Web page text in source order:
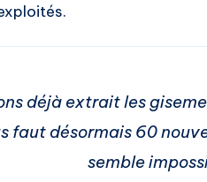
déjà extrait les
faut désormais 60
semble